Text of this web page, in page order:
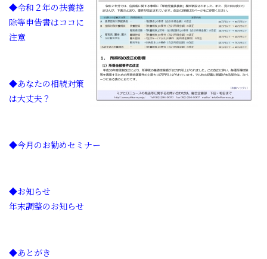
◆令和２年の扶養控
除等申告書はココに
注意
◆あなたの相続対策
は大丈夫？
◆今月のお勧めセミナー
◆お知らせ
年末調整のお知らせ
◆あとがき